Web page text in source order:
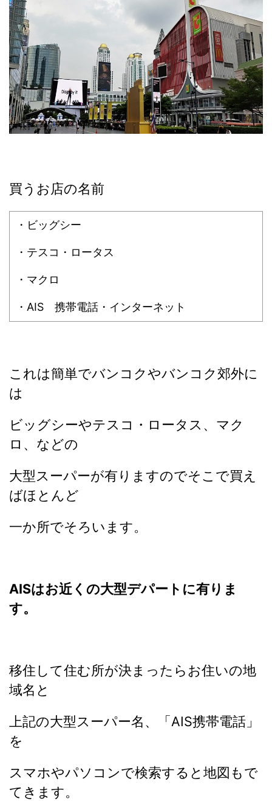
買うお店の名前
・ビッグシー
・テスコ・ロータス
・マクロ
・AIS 携帯電話・インターネット
これは簡単でバンコクやバンコク郊外に
は
ビッグシーやテスコ・ロータス、マク
ロ、などの
大型スーパーが有りますのでそこで買え
ばほとんど
一か所でそろいます。
AISはお近くの大型デパートに有りま
す。
移住して住む所が決まったらお住いの地
域名と
上記の大型スーパー名、「AIS携帯電話」
を
スマホやパソコンで検索すると地図もで
てきます。